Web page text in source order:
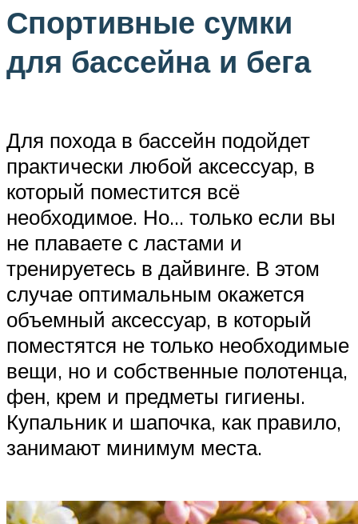
Спортивные сумки
для бассейна и бега
Для похода в бассейн подойдет
практически любой аксессуар, в
который поместится всё
необходимое. Но… только если вы
не плаваете с ластами и
тренируетесь в дайвинге. В этом
случае оптимальным окажется
объемный аксессуар, в который
поместятся не только необходимые
вещи, но и собственные полотенца,
фен, крем и предметы гигиены.
Купальник и шапочка, как правило,
занимают минимум места.